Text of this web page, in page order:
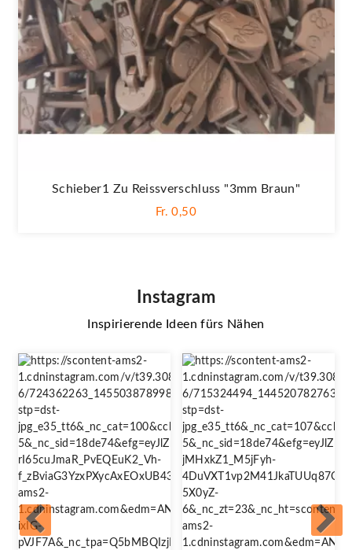
Schieber1 Zu Reissverschluss "3mm Braun"
Fr. 0,50
Instagram
Inspirierende Ideen fürs Nähen